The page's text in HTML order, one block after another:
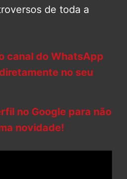
de toda a
canal do WhatsApp
no seu
no Google para não
novidade!